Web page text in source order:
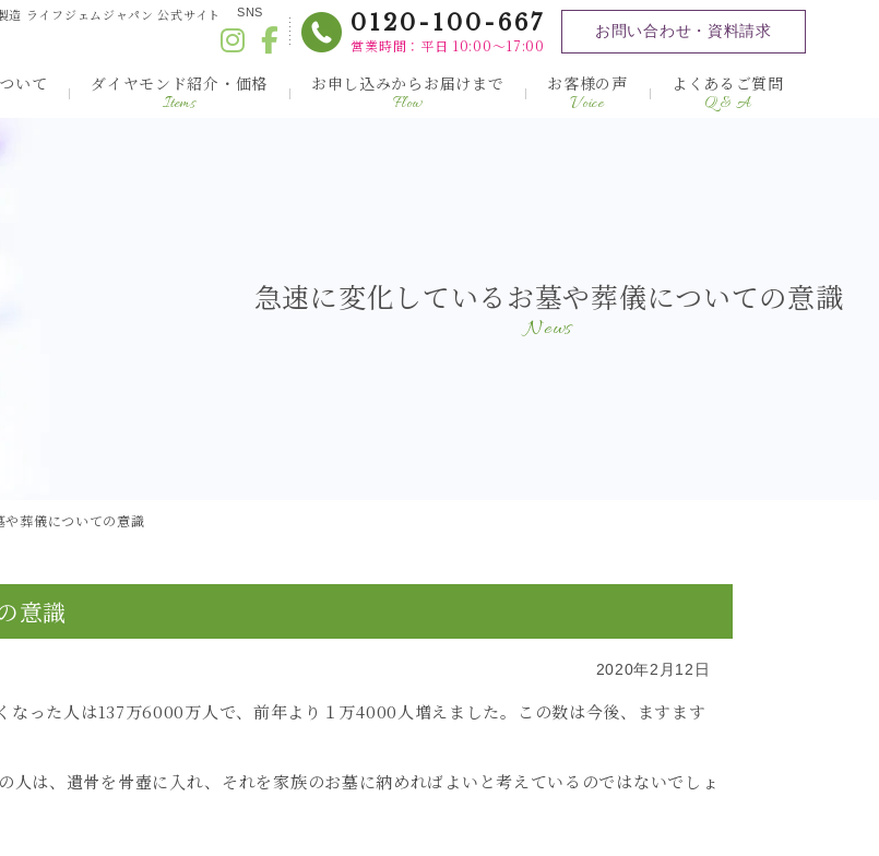
ライフジェムジャパン 公式サイト SNS 0120-100-667
営業時間：平日 10:00～17:00
お問い合わせ・資料請求
いて ダイヤモンド紹介・価格
Items
お申し込みからお届けまで
Flow
お客様の声
Voice
よくあるご質問
Q & A
急速に変化しているお墓や葬儀についての意識
News
葬儀についての意識
意識
2020年2月12日
なった人は137万6000万人で、前年より１万4000 人増えました。この数は今後、ますます
人は、遺骨を骨壺に入れ、それを家族のお墓に納めればよいと考えているのではないでしょ